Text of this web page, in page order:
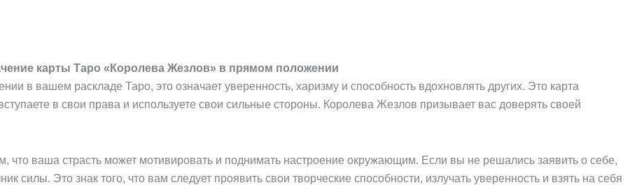
карты Таро «Королева Жезлов» в прямом положении
в вашем раскладе Таро, это означает уверенность, харизму и способность вдохновлять других. Это карта
в свои права и используете свои сильные стороны. Королева Жезлов призывает вас доверять своей
что ваша страсть может мотивировать и поднимать настроение окружающим. Если вы не решались заявить о себе,
силы. Это знак того, что вам следует проявить свои творческие способности, излучать уверенность и взять на себя